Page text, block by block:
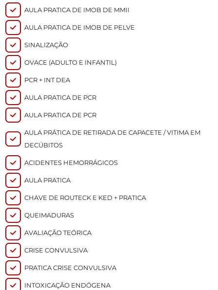
AULA PRATICA DE IMOB DE MMII
AULA PRATICA DE IMOB DE PELVE
SINALIZAÇÃO
OVACE (ADULTO E INFANTIL)
PCR + INT DEA
AULA PRATICA DE PCR
AULA PRATICA DE PCR
AULA PRÁTICA DE RETIRADA DE CAPACETE / VITIMA EM
DECÚBITOS
ACIDENTES HEMORRÁGICOS
AULA PRATICA
CHAVE DE ROUTECK E KED + PRATICA
QUEIMADURAS
AVALIAÇÃO TEÓRICA
CRISE CONVULSIVA
PRATICA CRISE CONVULSIVA
INTOXICAÇÃO ENDÓGENA